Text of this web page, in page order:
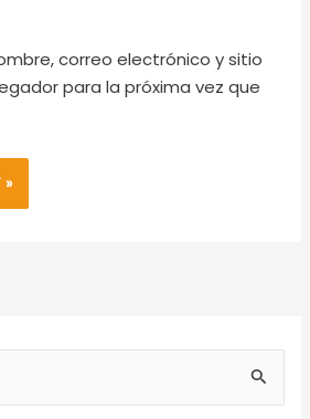
correo electrónico y sitio
para la próxima vez que